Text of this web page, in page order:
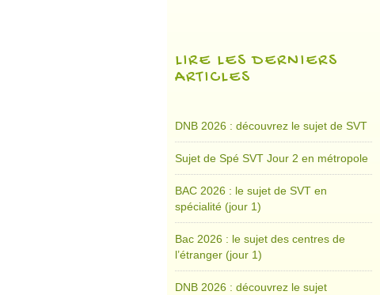
LIRE LES DERNIERS
ARTICLES
DNB 2026 : découvrez le sujet de SVT
Sujet de Spé SVT Jour 2 en métropole
BAC 2026 : le sujet de SVT en
spécialité (jour 1)
Bac 2026 : le sujet des centres de
l’étranger (jour 1)
DNB 2026 : découvrez le sujet